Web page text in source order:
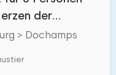
der
> Dochamps